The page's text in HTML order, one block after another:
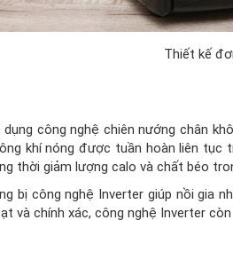
Thiết kế
công nghệ chiên nướng chân
khí nóng được tuần hoàn liên
thời giảm lượng calo và chất béo
bị công nghệ Inverter giúp nồi gia
và chính xác, công nghệ Inverter